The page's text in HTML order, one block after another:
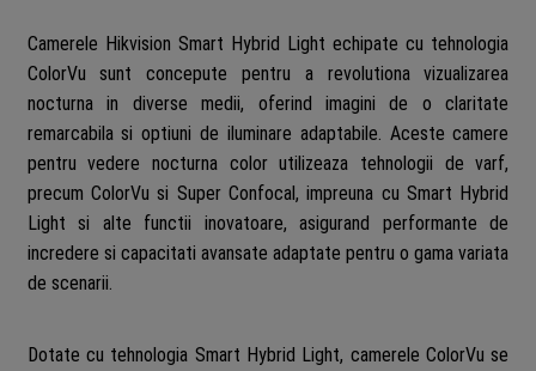
Camerele Hikvision Smart Hybrid Light echipate cu tehnologia
ColorVu sunt concepute pentru a revolutiona vizualizarea
nocturna in diverse medii, oferind imagini de o claritate
remarcabila si optiuni de iluminare adaptabile. Aceste camere
pentru vedere nocturna color utilizeaza tehnologii de varf,
precum ColorVu si Super Confocal, impreuna cu Smart Hybrid
Light si alte functii inovatoare, asigurand performante de
incredere si capacitati avansate adaptate pentru o gama variata
de scenarii.
Dotate cu tehnologia Smart Hybrid Light, camerele ColorVu se